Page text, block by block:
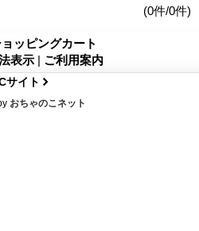
(0件/0件)
ッピングカート
表示 | ご利用案内
サイト
おちゃのこネット